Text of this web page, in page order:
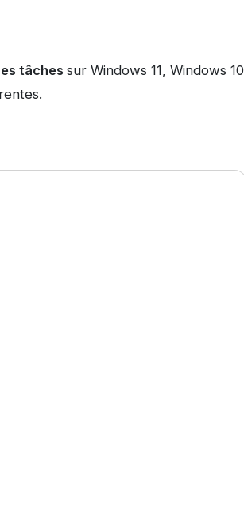
tâchessur Windows 11, Windows 10